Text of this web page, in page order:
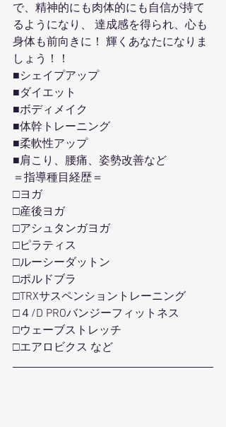
で、精神的にも肉体的にも自信が持て
るようになり、 達成感を得られ、心も
身体も前向きに！ 輝くあなたになりま
しょう！！
■シェイプアップ
■ダイエット
■ボディメイク
■体幹トレーニング
■柔軟性アップ
■肩こり、腰痛、姿勢改善など
＝指導種目経歴＝
□ヨガ
□産後ヨガ
□アシュタンガヨガ
□ピラティス
□ルーシーダットン
□ポルドブラ
□TRXサスペンショントレーニング
□４/D PROバンジーフィットネス
□ウェーブストレッチ
□エアロビクス など